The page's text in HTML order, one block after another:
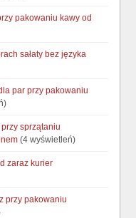
pakowaniu kawy od
sałaty bez języka
par przy pakowaniu
sprzątaniu
(4 wyświetleń)
zaraz kurier
przy pakowaniu